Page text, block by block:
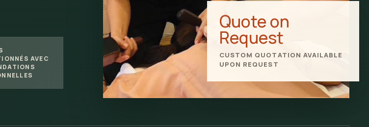
AVEC
Quote on
Request
CUSTOM QUOTATION AVAILABLE
UPON REQUEST